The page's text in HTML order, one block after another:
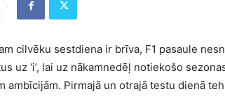
cilvēku sestdiena ir brīva, F1 pasaule
uz ‘i’, lai uz nākamnedēļ notiekošo
ambīcijām. Pirmajā un otrajā testu dienā